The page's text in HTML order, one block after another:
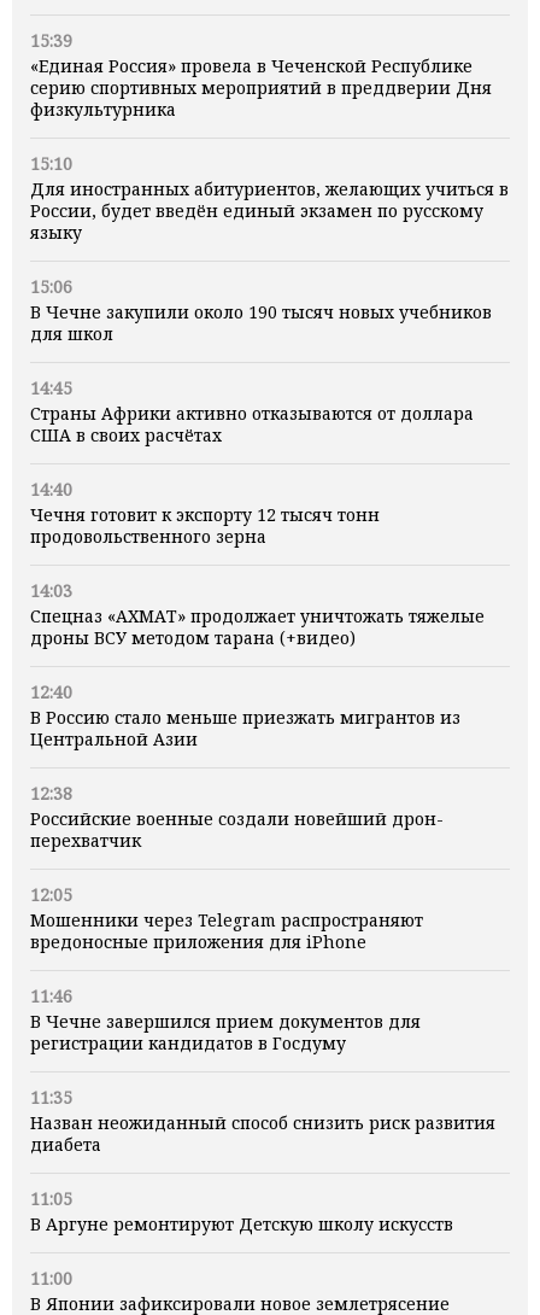
15:39
«Единая Россия» провела в Чеченской Республике
серию спортивных мероприятий в преддверии Дня
физкультурника
15:10
Для иностранных абитуриентов, желающих учиться в
России, будет введён единый экзамен по русскому
языку
15:06
В Чечне закупили около 190 тысяч новых учебников
для школ
14:45
Страны Африки активно отказываются от доллара
США в своих расчётах
14:40
Чечня готовит к экспорту 12 тысяч тонн
продовольственного зерна
14:03
Спецназ «АХМАТ» продолжает уничтожать тяжелые
дроны ВСУ методом тарана (+видео)
12:40
В Россию стало меньше приезжать мигрантов из
Центральной Азии
12:38
Российские военные создали новейший дрон-
перехватчик
12:05
Мошенники через Telegram распространяют
вредоносные приложения для iPhone
11:46
В Чечне завершился прием документов для
регистрации кандидатов в Госдуму
11:35
Назван неожиданный способ снизить риск развития
диабета
11:05
В Аргуне ремонтируют Детскую школу искусств
11:00
В Японии зафиксировали новое землетрясение